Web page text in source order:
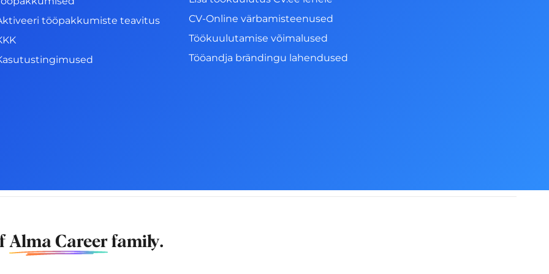
tööpakkumiste teavitus
CV-Online värbamisteenused
Töökuulutamise võimalused
Tööandja brändingu lahendused
Alma Careerfamily.